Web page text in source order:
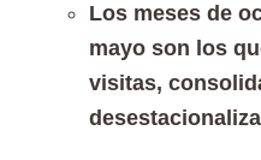
Los meses de
mayo son los
visitas,